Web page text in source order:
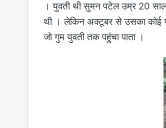
। युवती थी सुमन पटेल उम्र 20 साल
थी । लेकिन अक्टूबर से उसका कोई
जो गुम युवती तक पहुंचा पाता ।